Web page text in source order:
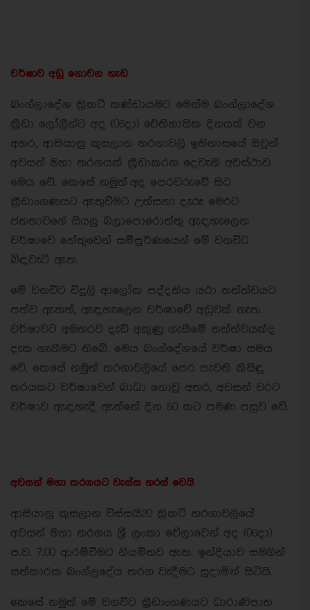
වර්ෂාව අඩු නොවන හැඩ
බංග්ලාදේශ ක්‍රිකට් කණ්ඩායමට මෙන්ම බංග්ලාදේශ
ක්‍රීඩා ලෝලීන්ට අද (06දා) ඓතිහාසික දිනයක් වන
අතර, ආසියානු කුසලාන තරගාවලි ඉතිහාසයේ ඔවුන්
අවසන් මහා තරගයක් ක්‍රීඩාකරන දෙවැනි අවස්ථාව
මෙය වේ. කෙසේ නමුත් අද පෙරවරුවේ සිට
ක්‍රීඩාංගණයට ඇතුවීමට උත්සහා දැරූ මෙරට
ජනතාවගේ සියලු බලාපොරොත්තු ඇඳහැලෙන
වර්ෂාවෙ හේතුවෙන් සම්පුර්ණයෙන් මේ වනවිට
බිඳවැටී ඇත.
මේ වනවිට විදුලි ආලෝක පද්දතිය යථා තත්ත්වයට
පත්ව ඇතත්, ඇඳහැලෙන වර්ෂාවේ අඩුවක් නැත.
වර්ෂාවට අමතරව දැඩි අකුණු ගැසීමේ තත්ත්වයක්ද
දැක ගැනීමට තිබේ. මෙය බංග්දේශයේ වර්ෂා සමය
වේ. කෙසේ නමුත් තරගාවලියේ පෙර පැවති කිසිඳු
තරයකට වර්ෂාවෙන් බාධා නොවූ අතර, අවසන් වරට
වර්ෂාව ඇඳහැදී ඇත්තේ දින 50 කට පමණ පසුව වේ.
අවසන් මහා තරගයට වැස්ස හරස් වෙයි
ආසියානු කුසලාන විස්සයි20 ක්‍රිකට් තරගාවලියේ
අවසන් මහා තරගය ශ්‍රී ලංකා වේලාවෙන් අද (06දා)
ප.ව. 7.00 ආරම්වීමට නියමිතව ඇත. ඉන්දියාව සමගින්
සත්කාරක බංග්ලදේය තරග වැදීමට සූදාමින් සිටියි.
කෙසේ නමුත් මේ වනවිට ක්‍රීඩාංගණයට ධාරාණිපාත